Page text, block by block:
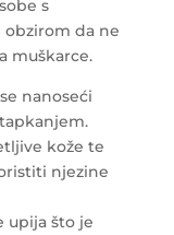
s
da ne
muškarce.
nanoseći
kože te
njezine
upija što je